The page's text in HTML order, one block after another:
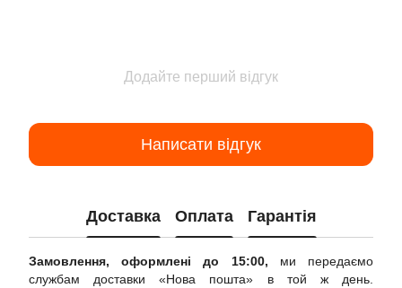
Додайте перший відгук
Написати відгук
Доставка Оплата Гарантія
Замовлення, оформлені до 15:00, ми передаємо
службам доставки «Нова пошта» в той ж день.